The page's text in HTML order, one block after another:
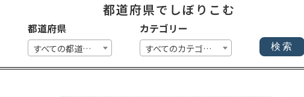
都道府県でしぼりこむ
都道府県
すべての都道府県
カテゴリー
すべてのカテゴリー